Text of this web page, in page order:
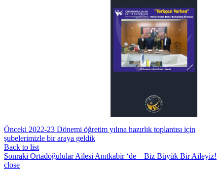
Önceki 2022-23 Dönemi öğretim yılına hazırlık toplantısı için
şubelerimizle bir araya geldik
Back to list
Sonraki Ortadoğulular Ailesi Anıtkabir ‘de – Biz Büyük Bir Aileyiz!
close